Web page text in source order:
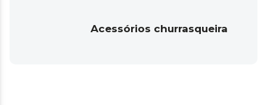
Acessórios churrasqueira